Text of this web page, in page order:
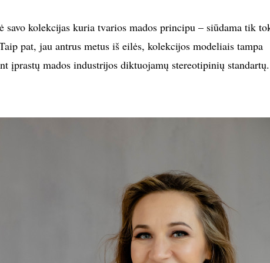
savo kolekcijas kuria tvarios mados principu – siūdama tik
pat, jau antrus metus iš eilės, kolekcijos modeliais tampa
įprastų mados industrijos diktuojamų stereotipinių standartų.